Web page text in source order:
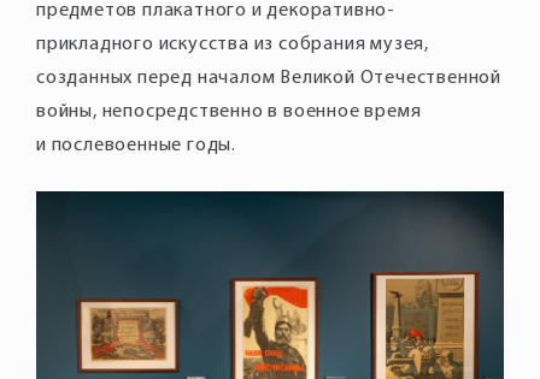
предметов плакатного и декоративно-
прикладного искусства из собрания музея,
созданных перед началом Великой Отечественной
войны, непосредственно в военное время
и послевоенные годы.